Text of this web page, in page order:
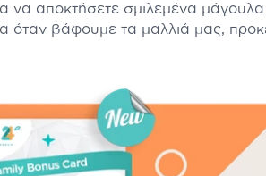
να αποκτήσετε σμιλεμένα μάγουλα
όταν βάφουμε τα μαλλιά μας,